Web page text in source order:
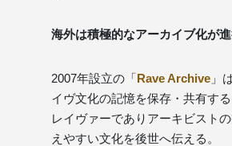
海外は積極的なアーカイブ化が
2007年設立の「Rave Archive 」
イヴ文化の記憶を保存・共有する
レイヴァーでありアーキビスト
えやすい文化を後世へ伝える。